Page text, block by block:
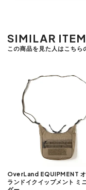
SIMILAR
この商品を見た人はこちら
OverLand EQUIPMENT
ランドイクイップメント ミ